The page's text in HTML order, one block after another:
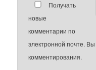
Получать
новые
комментарии по
электронной почте.
комментирования.